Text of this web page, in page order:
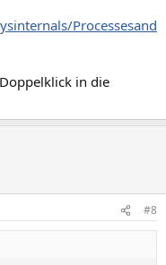
Processesand
in die
#8